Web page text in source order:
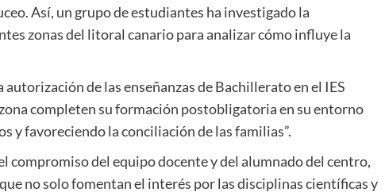
Así, un grupo de estudiantes ha investigado la
zonas del litoral canario para analizar cómo influye la
de las enseñanzas de Bachillerato en el IES
completen su formación postobligatoria en su entorno
y favoreciendo la conciliación de las familias”.
compromiso del equipo docente y del alumnado del centro,
no solo fomentan el interés por las disciplinas científicas y